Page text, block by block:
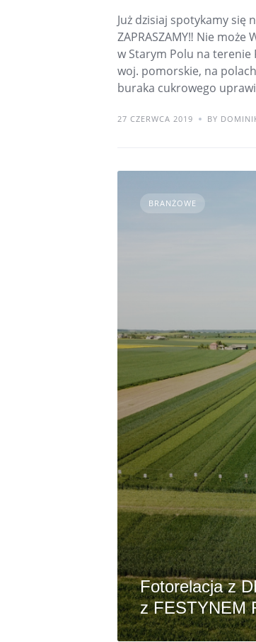
Już dzisiaj spotykamy się
ZAPRASZAMY‼️ Nie
w Starym Polu na terenie
woj. pomorskie, na
buraka cukrowego
27 CZERWCA 2019 BY
BRANŻOWE
Fotorelacja z
z ‍FESTYNEM